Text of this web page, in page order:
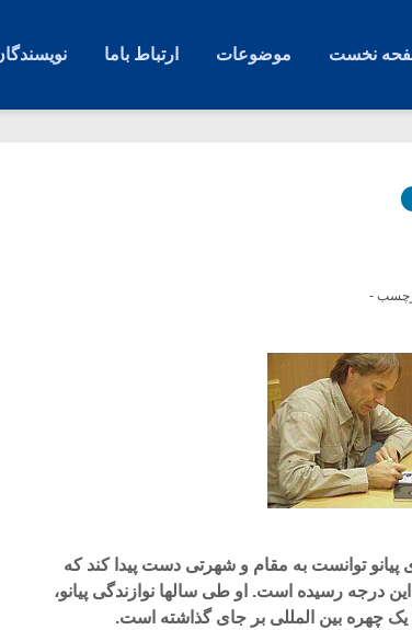
نخست موضوعات ارتباط باما
پیانو توانست به مقام و شهرتی دست پیدا کند که
درجه رسیده است. او طی سالها نوازندگی پیانو،
یک چهره بین المللی بر جای گذاشته است.